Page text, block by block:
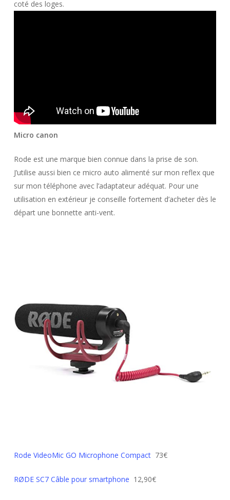
coté des loges.
Micro canon
Rode est une marque bien connue dans la prise de son.
J’utilise aussi bien ce micro auto alimenté sur mon reflex que
sur mon téléphone avec l’adaptateur adéquat. Pour une
utilisation en extérieur je conseille fortement d’acheter dès le
départ une bonnette anti-vent.
Rode VideoMic GO Microphone Compact73€
RØDE SC7 Câble pour smartphone 12,90€